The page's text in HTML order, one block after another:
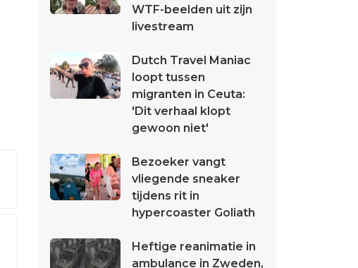
WTF-beelden uit zijn
livestream
Dutch Travel Maniac
loopt tussen
migranten in Ceuta:
'Dit verhaal klopt
gewoon niet'
Bezoeker vangt
vliegende sneaker
tijdens rit in
hypercoaster Goliath
Heftige reanimatie in
ambulance in Zweden,